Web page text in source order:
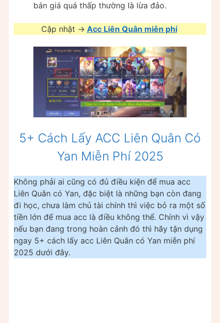
bán giá quá thấp thường là lừa đảo.
Cập nhật -> Acc Liên Quân miễn phí
5+ Cách Lấy ACC Liên Quân Có
Yan Miễn Phí 2025
Không phải ai cũng có đủ điều kiện để mua acc
Liên Quân có Yan, đặc biệt là những bạn còn đang
đi học, chưa làm chủ tài chính thì việc bỏ ra một số
tiền lớn để mua acc là điều không thể. Chính vì vậy
nếu bạn đang trong hoàn cảnh đó thì hãy tận dụng
ngay 5+ cách lấy acc Liên Quân có Yan miễn phí
2025 dưới đây.